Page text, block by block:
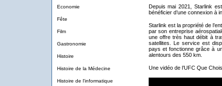
Economie
Fête
Film
Gastronomie
Histoire
Histoire de la Médecine
Histoire de l'informatique
Depuis mai 2021, Starlink
bénéficier d’une connexion à
Starlink est la propriété de
par son entreprise
une offre très haut débit à
satellites. Le service est
pays et fonctionne grâce à
alentours des 550 km.
Une vidéo de l’UFC Que